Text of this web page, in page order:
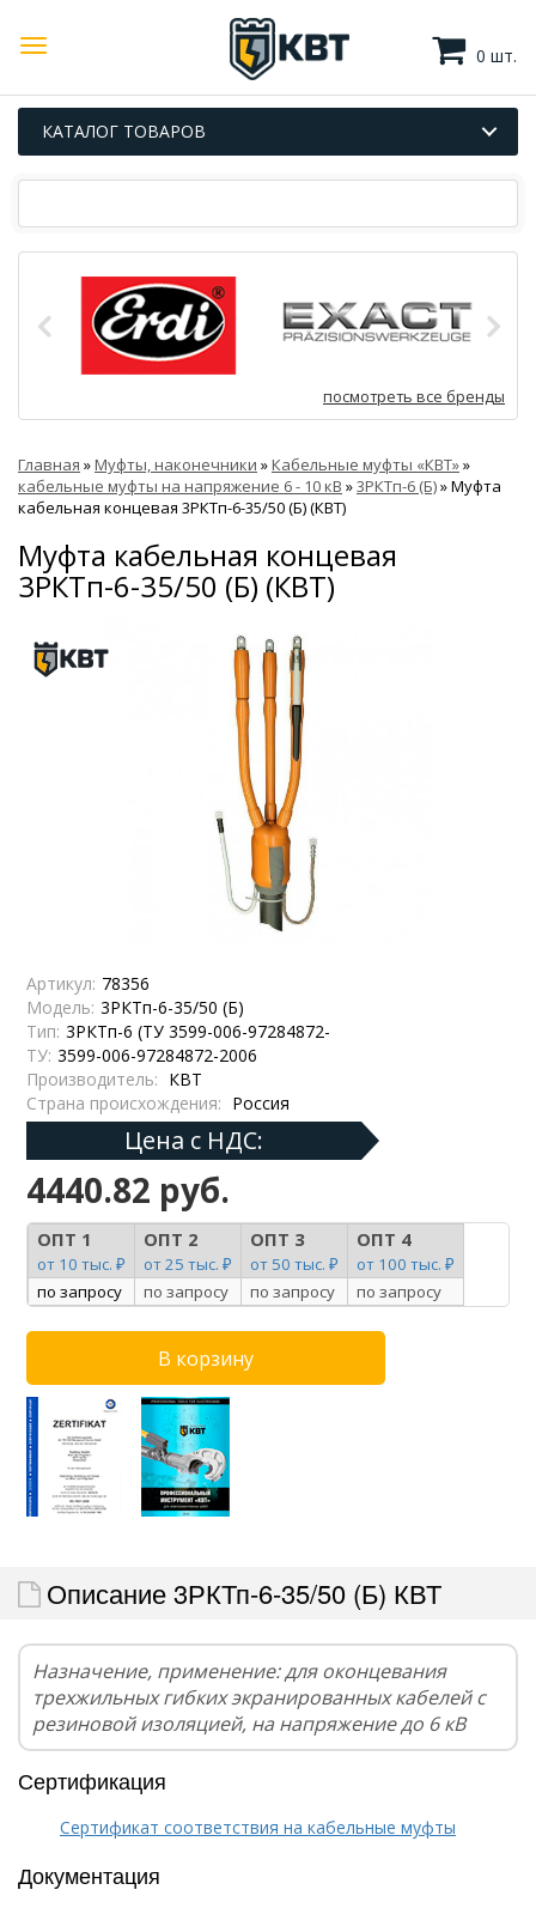
0 шт.
КАТАЛОГ ТОВАРОВ
посмотреть все бренды
Главная »Муфты, наконечники »Кабельные муфты «КВТ»»
кабельные муфты на напряжение 6 - 10 кВ »3РКТп-6 (Б)»Муфта
кабельная концевая 3РКТп-6-35/50 (Б) (КВТ)
Муфта кабельная концевая
3РКТп-6-35/50 (Б) (КВТ)
Артикул: 78356
Модель: 3РКТп-6-35/50 (Б)
Тип: 3РКТп-6 (ТУ 3599-006-97284872-
ТУ: 3599-006-97284872-2006
Производитель: КВТ
Страна происхождения: Россия
Цена с НДС:
4440.82 руб.
ОПТ 1
от 10 тыс. ₽
ОПТ 2
от 25 тыс. ₽
ОПТ 3
от 50 тыс. ₽
ОПТ 4
от 100 тыс. ₽
по запросу
по запросу по запросу по запросу
Описание 3РКТп-6-35/50 (Б) КВТ
Назначение, применение: для оконцевания
трехжильных гибких экранированных кабелей с
резиновой изоляцией, на напряжение до 6 кВ
Сертификация
Сертификат соответствия на кабельные муфты
Документация